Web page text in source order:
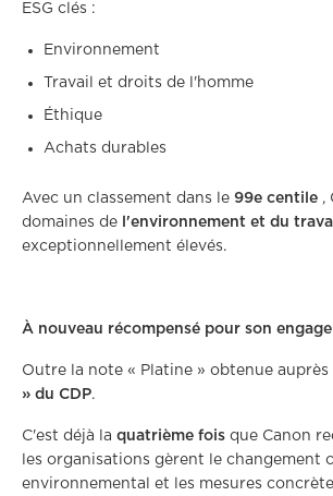
ESG clés :
Environnement
Travail et droits de l'homme
Éthique
Achats durables
Avec un classement dans le 99e centile ,
domaines de l'environnement et du
exceptionnellement élevés.
À nouveau récompensé pour son
Outre la note « Platine » obtenue
» du CDP.
C'est déjà la quatrième fois que Canon
les organisations gèrent le
environnemental et les mesures